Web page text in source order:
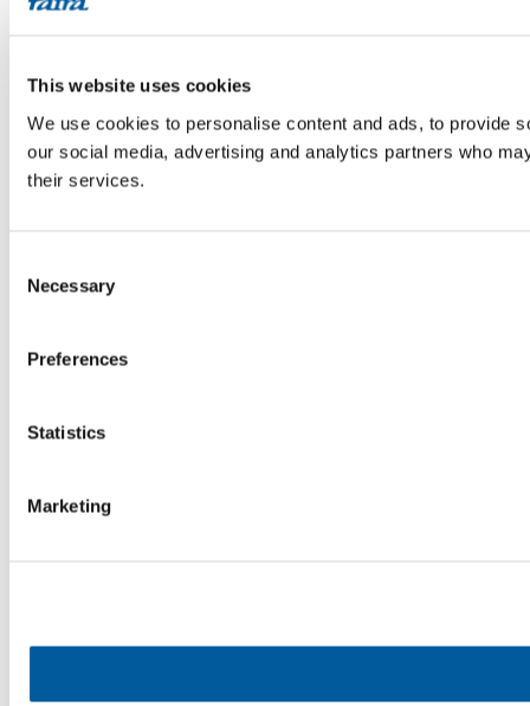
This website uses cookies
We use cookies to personalise content and ads, to provide
our social media, advertising and analytics partners who
their services.
Selection
Necessary
Preferences
Statistics
Marketing